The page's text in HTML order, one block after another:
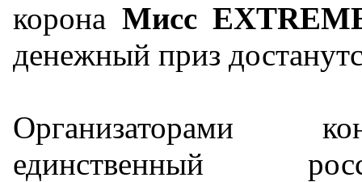
корона Мисс
денежный приз
Организаторами
единственный